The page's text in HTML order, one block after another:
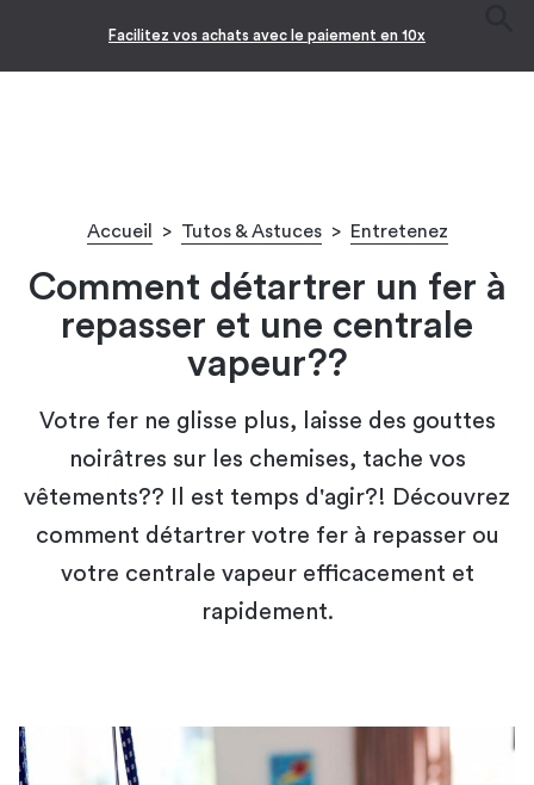
Facilitez vos achats avec le paiement en 10x
Accueil > Tutos & Astuces > Entretenez
Comment détartrer un fer à
repasser et une centrale
vapeur??
Votre fer ne glisse plus, laisse des gouttes
noirâtres sur les chemises, tache vos
vêtements?? Il est temps d'agir?! Découvrez
comment détartrer votre fer à repasser ou
votre centrale vapeur efficacement et
rapidement.